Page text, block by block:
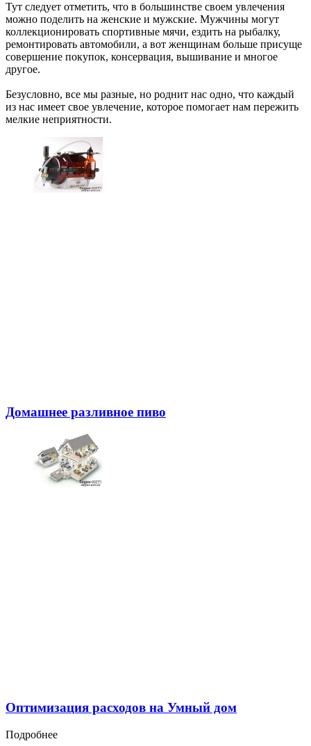
Тут следует отметить, что в большинстве своем увлечения
можно поделить на женские и мужские. Мужчины могут
коллекционировать спортивные мячи, ездить на рыбалку,
ремонтировать автомобили, а вот женщинам больше присуще
совершение покупок, консервация, вышивание и многое
другое.
Безусловно, все мы разные, но роднит нас одно, что каждый
из нас имеет свое увлечение, которое помогает нам пережить
мелкие неприятности.
Домашнее разливное пиво
Оптимизация расходов на Умный дом
Подробнее